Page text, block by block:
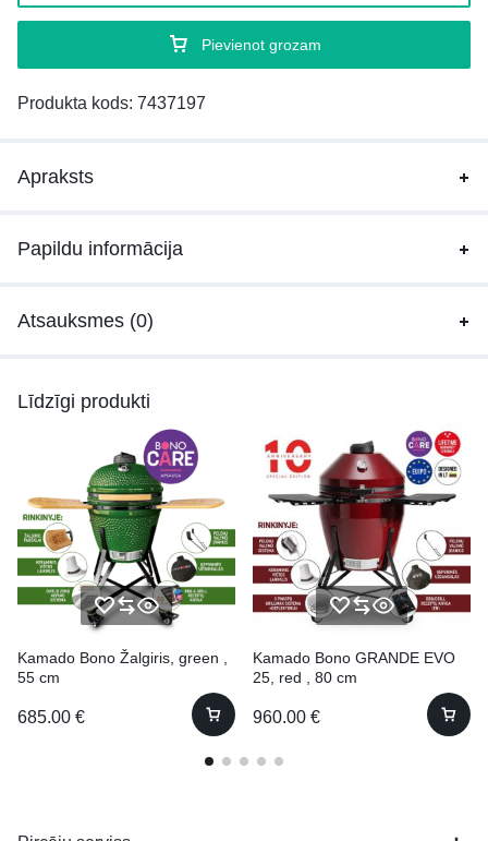
Pievienot grozam
Produkta kods: 7437197
Apraksts
Papildu informācija
Atsauksmes (0)
Līdzīgi produkti
Kamado Bono Žalgiris, green ,
55 cm
685.00 €
Kamado Bono GRANDE EVO
25, red , 80 cm
960.00 €